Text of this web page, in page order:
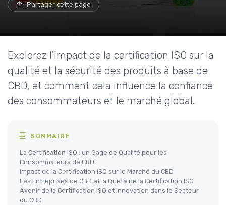
Partager cette page
Explorez l'impact de la certification ISO sur la
qualité et la sécurité des produits à base de
CBD, et comment cela influence la confiance
des consommateurs et le marché global.
SOMMAIRE
La Certification ISO : un Gage de Qualité pour les
Consommateurs de CBD
Impact de la Certification ISO sur le Marché du CBD
Les Entreprises de CBD et la Quête de la Certification ISO
Avenir de la Certification ISO et Innovation dans le Secteur
du CBD